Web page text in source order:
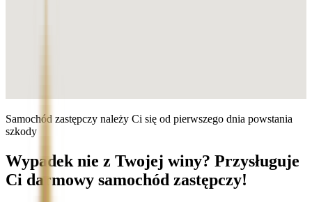
Samochód zastępczy należy Ci się od pierwszego dnia powstania
szkody
Wypadek nie z Twojej winy? Przysługuje
Ci darmowy samochód zastępczy!